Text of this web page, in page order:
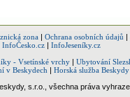
zona| Ochrana osobních údajů |
InfoČesko.cz | InfoJeseníky.cz
- Vsetínské vrchy | Ubytování
v Beskydech | Horská služba Beskydy
s.r.o., všechna práva